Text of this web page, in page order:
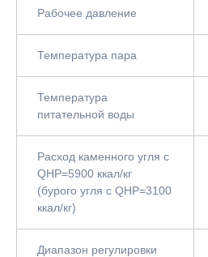
Рабочее давление
Температура пара
Температура
питательной воды
Расход каменного угля с
QНР=5900 ккал/кг
(бурого угля с QНР=3100
ккал/кг)
Диапазон регулировки